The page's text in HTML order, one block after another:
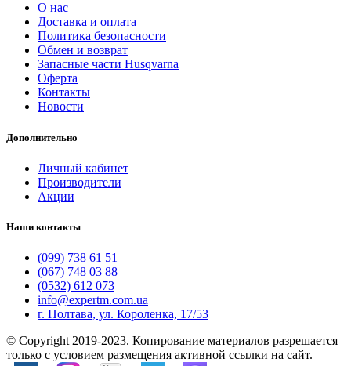
О нас
Доставка и оплата
Политика безопасности
Обмен и возврат
Запасные части Husqvarna
Оферта
Контакты
Новости
Дополнительно
Личный кабинет
Производители
Акции
Наши контакты
(099) 738 61 51
(067) 748 03 88
(0532) 612 073
info@expertm.com.ua
г. Полтава, ул. Короленка, 17/53
© Copyright 2019-2023. Копирование материалов разрешается
только с условием размещения активной ссылки на сайт.